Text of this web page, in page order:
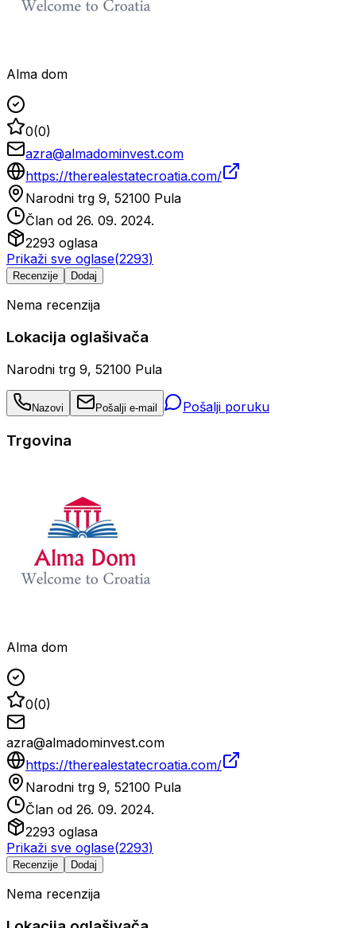
Alma dom
0(0)
azra@almadominvest.com
https://therealestatecroatia.com/
Narodni trg 9, 52100 Pula
Član od 26. 09. 2024.
2293 oglasa
Prikaži sve oglase(2293)
Recenzije Dodaj
Nema recenzija
Lokacija oglašivača
Narodni trg 9, 52100 Pula
Nazovi Pošalji e-mail Pošalji poruku
Trgovina
Alma dom
0(0)
azra@almadominvest.com
https://therealestatecroatia.com/
Narodni trg 9, 52100 Pula
Član od 26. 09. 2024.
2293 oglasa
Prikaži sve oglase(2293)
Recenzije Dodaj
Nema recenzija